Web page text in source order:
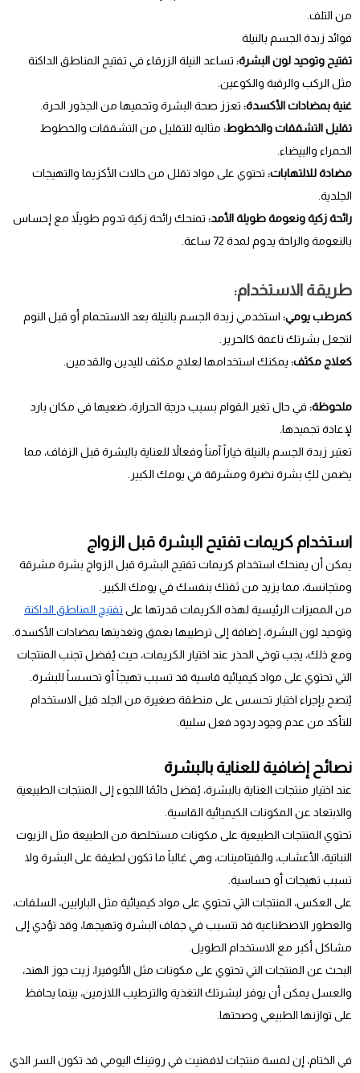
من التلف.
فوائد زبدة الجسم بالنيلة
تفتيح وتوحيد لون البشرة: تساعد النيلة الزرقاء في تفتيح المناطق الداكنة
مثل الركب والرقبة والكوعين.
غنية بمضادات الأكسدة: تعزز صحة البشرة وتحميها من الجذور الحرة.
تقليل التشققات والخطوط: مثالية للتقليل من التشققات والخطوط
الحمراء والبيضاء.
مضادة للالتهابات: تحتوي على مواد تقلل من حالات الأكزيما والتهيجات
الجلدية.
رائحة زكية ونعومة طويلة الأمد: تمنحك رائحة زكية تدوم طويلاً مع إحساس
بالنعومة والراحة يدوم لمدة 72 ساعة.
طريقة الاستخدام:
كمرطب يومي: استخدمي زبدة الجسم بالنيلة بعد الاستحمام أو قبل النوم
لتجعل بشرتك ناعمة كالحرير.
كعلاج مكثف: يمكنك استخدامها لعلاج مكثف لليدين والقدمين.
ملحوظة: في حال تغير القوام بسبب درجة الحرارة، ضعيها في مكان بارد
لإعادة تجميدها.
تعتبر زبدة الجسم بالنيلة خياراً آمناً وفعالاً للعناية بالبشرة قبل الزفاف، مما
يضمن لكِ بشرة نضرة ومشرقة في يومك الكبير.
استخدام كريمات تفتيح البشرة قبل الزواج
يمكن أن يمنحك استخدام كريمات تفتيح البشرة قبل الزواج بشرة مشرقة
ومتجانسة، مما يزيد من ثقتك بنفسك في يومك الكبير.
من المميزات الرئيسية لهذه الكريمات قدرتها على تفتيح المناطق الداكنة
وتوحيد لون البشرة، إضافة إلى ترطيبها بعمق وتغذيتها بمضادات الأكسدة.
ومع ذلك، يجب توخي الحذر عند اختيار الكريمات، حيث يُفضل تجنب المنتجات
التي تحتوي على مواد كيميائية قاسية قد تسبب تهيجاً أو تحسساً للبشرة.
يُنصح بإجراء اختبار تحسس على منطقة صغيرة من الجلد قبل الاستخدام
للتأكد من عدم وجود ردود فعل سلبية.
نصائح إضافية للعناية بالبشرة
عند اختيار منتجات العناية بالبشرة، يُفضل دائمًا اللجوء إلى المنتجات الطبيعية
والابتعاد عن المكونات الكيميائية القاسية.
تحتوي المنتجات الطبيعية على مكونات مستخلصة من الطبيعة مثل الزيوت
النباتية، الأعشاب، والفيتامينات، وهي غالباً ما تكون لطيفة على البشرة ولا
تسبب تهيجات أو حساسية.
على العكس، المنتجات التي تحتوي على مواد كيميائية مثل البارابين، السلفات،
والعطور الاصطناعية قد تتسبب في جفاف البشرة وتهيجها، وقد تؤدي إلى
مشاكل أكبر مع الاستخدام الطويل.
البحث عن المنتجات التي تحتوي على مكونات مثل الألوفيرا، زيت جوز الهند،
والعسل يمكن أن يوفر لبشرتك التغذية والترطيب اللازمين، بينما يحافظ
على توازنها الطبيعي وصحتها.
في الختام، إن لمسة منتجات لافمنيت في روتينك اليومي قد تكون السر الذي